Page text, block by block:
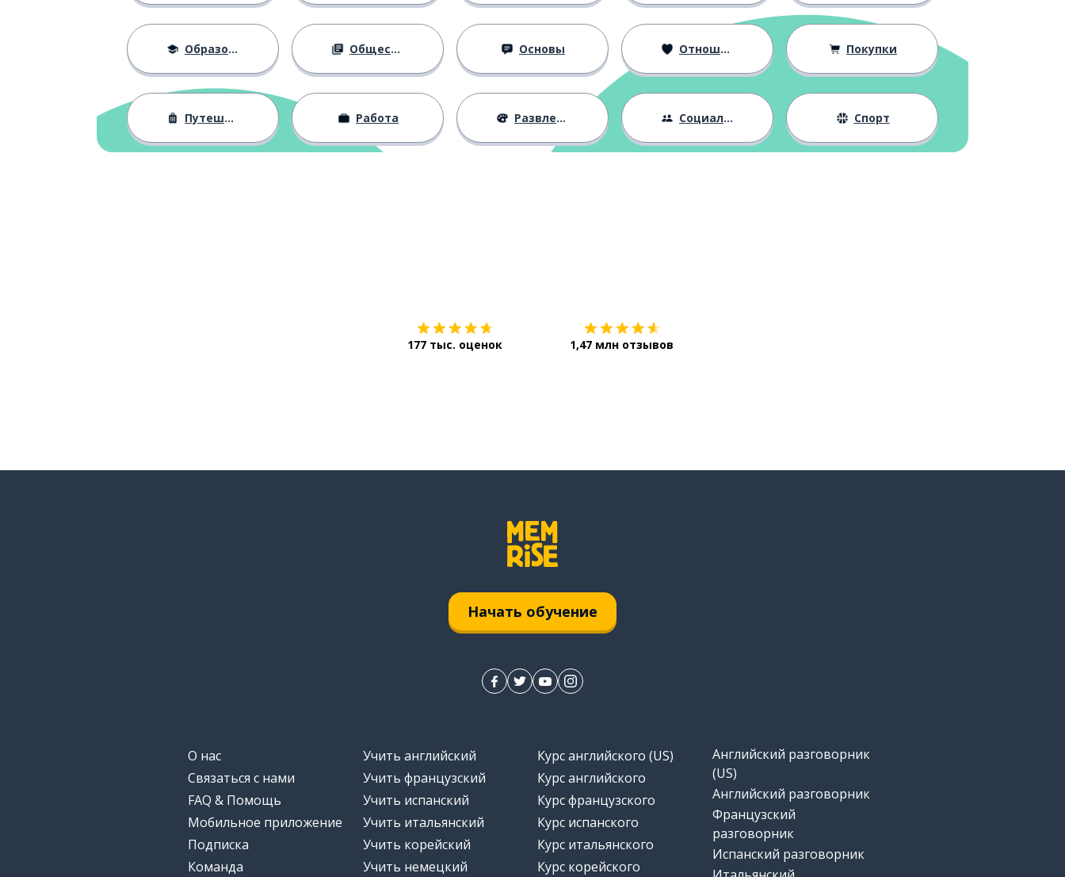
Образование Общество Основы Отношения Покупки
Путешествия Работа Развлечения Социальная жизнь Спорт
177 тыс. оценок 1,47 млн отзывов
Начать обучение
О нас
Связаться с нами
FAQ & Помощь
Мобильное приложение
Подписка
Команда
Учить английский
Учить французский
Учить испанский
Учить итальянский
Учить корейский
Учить немецкий
Курс английского (US)
Курс английского
Курс французского
Курс испанского
Курс итальянского
Курс корейского
Английский разговорник
(US)
Английский разговорник
Французский
разговорник
Испанский разговорник